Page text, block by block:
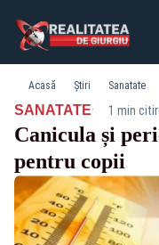
Acasă Știri Sanatate
SANATATE· 1 min
Canicula și
pentru copii